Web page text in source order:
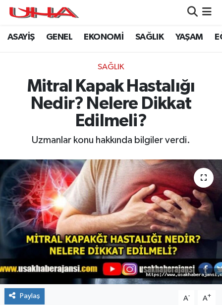
ASAYİŞ GENEL EKONOMİ SAĞLIK YAŞAM
SAĞLIK
Mitral Kapak Hastalığı
Nedir? Nelere Dikkat
Edilmeli?
Uzmanlar konu hakkında bilgiler verdi.
Paylaş A- A+
ASAYİŞ
GENEL
SAĞLIK
LEZETLERİMİZ
EKONOMİ
EĞİTİM
ÇEVRE
DÜNYA
HABERDE İNSAN
Nöbetçi Eczaneler
Namaz Vakitleri
Trafik Durumu
Puan Durumu ve Fikstür
Tüm Manşetler
Son Dakika Haberleri
Haber Arşivi